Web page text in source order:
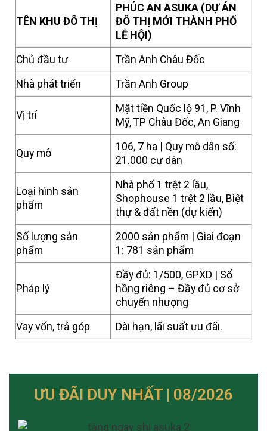
TÊN KHU ĐÔ THỊ
PHÚC AN ASUKA (DỰ ÁN
ĐÔ THỊ MỚI THÀNH PHỐ
LỄ HỘI)
Chủ đầu tư
Trần Anh Châu Đốc
Nhà phát triển
Trần Anh Group
Vị trí
Mặt tiền Quốc lộ 91, P. Vĩnh
Mỹ, TP Châu Đốc, An Giang
Quy mô
106, 7 ha | Quy mô dân số:
21.000 cư dân
Loại hình sản
phẩm
Nhà phố 1 trệt 2 lầu,
Shophouse 1 trệt 2 lầu, Biệt
thự & đất nền (dự kiến)
Số lượng sản
phẩm
2000 sản phẩm | Giai đoạn
1: 781 sản phẩm
Pháp lý
Đầy đủ: 1/500, GPXD | Sổ
hồng riêng – Đầy đủ cơ sở
chuyển nhượng
Vay vốn, trả góp
Dài hạn, lãi suất ưu đãi.
ƯU ĐÃI DUY NHẤT | 08/2026